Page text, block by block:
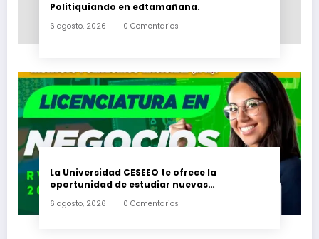
Politiquiando en edtamañana.
6 agosto, 2026 0 Comentarios
La Universidad CESEEO te ofrece la
oportunidad de estudiar nuevas
Escondido, Ixtepec y en la Matriz Juchitán.
6 agosto, 2026 0 Comentarios